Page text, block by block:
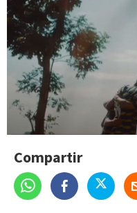
Compartir